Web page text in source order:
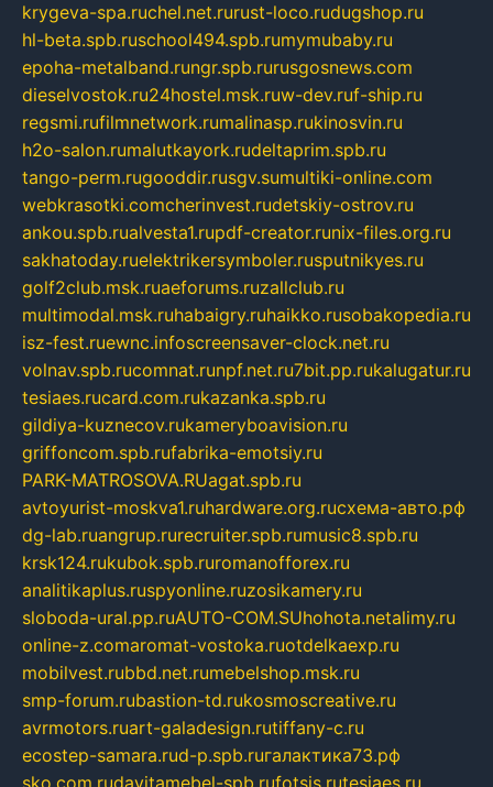
krygeva-spa.ruchel.net.rurust-loco.rudugshop.ru
hl-beta.spb.ruschool494.spb.rumymubaby.ru
epoha-metalband.rungr.spb.rurusgosnews.com
dieselvostok.ru24hostel.msk.ruw-dev.ruf-ship.ru
regsmi.rufilmnetwork.rumalinasp.rukinosvin.ru
h2o-salon.rumalutkayork.rudeltaprim.spb.ru
tango-perm.rugooddir.rusgv.sumultiki-online.com
webkrasotki.comcherinvest.rudetskiy-ostrov.ru
ankou.spb.rualvesta1.rupdf-creator.runix-files.org.ru
sakhatoday.ruelektrikersymboler.rusputnikyes.ru
golf2club.msk.ruaeforums.ruzallclub.ru
multimodal.msk.ruhabaigry.ruhaikko.rusobakopedia.ru
isz-fest.ruewnc.infoscreensaver-clock.net.ru
volnav.spb.rucomnat.runpf.net.ru7bit.pp.rukalugatur.ru
tesiaes.rucard.com.rukazanka.spb.ru
gildiya-kuznecov.rukameryboavision.ru
griffoncom.spb.rufabrika-emotsiy.ru
PARK-MATROSOVA.RUagat.spb.ru
avtoyurist-moskva1.ruhardware.org.ruсхема-авто.рф
dg-lab.ruangrup.rurecruiter.spb.rumusic8.spb.ru
krsk124.rukubok.spb.ruromanofforex.ru
analitikaplus.ruspyonline.ruzosikamery.ru
sloboda-ural.pp.ruAUTO-COM.SUhohota.netalimy.ru
online-z.comaromat-vostoka.ruotdelkaexp.ru
mobilvest.rubbd.net.rumebelshop.msk.ru
smp-forum.rubastion-td.rukosmoscreative.ru
avrmotors.ruart-galadesign.rutiffany-c.ru
ecostep-samara.rud-p.spb.ruгалактика73.рф